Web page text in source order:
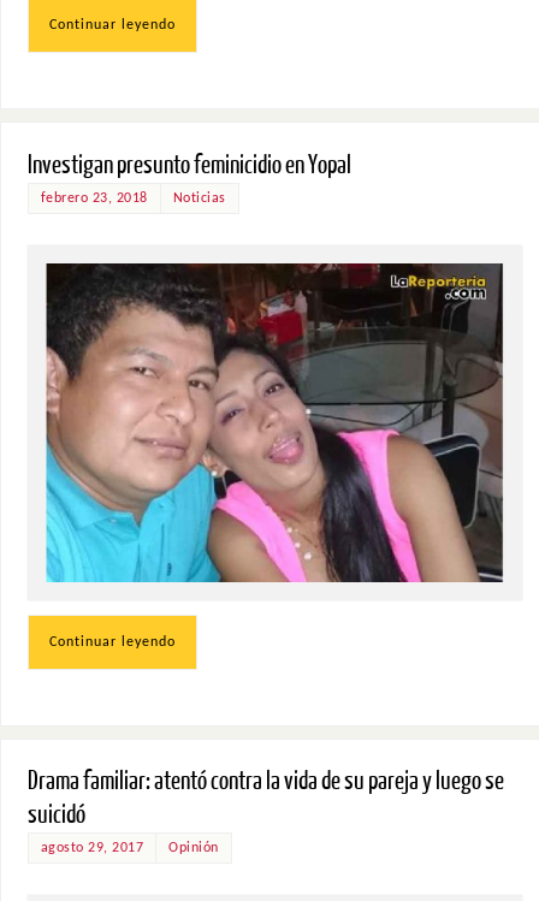
Continuar leyendo
Investigan presunto feminicidio en Yopal
febrero 23, 2018 Noticias
Continuar leyendo
Drama familiar: atentó contra la vida de su pareja y luego se
suicidó
agosto 29, 2017 Opinión